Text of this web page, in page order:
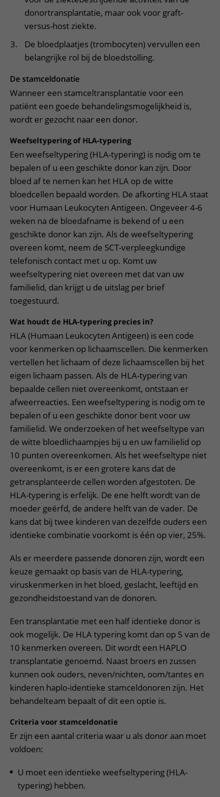
donortransplantatie, maar ook voor graft-
versus-host ziekte.
De bloedplaatjes (trombocyten) vervullen een
belangrijke rol bij de bloedstolling.
De stamceldonatie
Wanneer een stamceltransplantatie voor een
patiënt een goede behandelingsmogelijkheid is,
wordt er gezocht naar een donor.
Weefseltypering of HLA-typering
Een weefseltypering (HLA-typering) is nodig om te
bepalen of u een geschikte donor kan zijn. Door
bloed af te nemen kan het HLA op de witte
bloedcellen bepaald worden. De afkorting HLA staat
voor Humaan Leukocyten Antigeen. Ongeveer 4-6
weken na de bloedafname is bekend of u een
geschikte donor kan zijn. Als de weefseltypering
overeen komt, neem de SCT-verpleegkundige
telefonisch contact met u op. Komt uw
weefseltypering niet overeen met dat van uw
familielid, dan krijgt u de uitslag per brief
toegestuurd.
Wat houdt de HLA-typering precies in?
HLA (Humaan Leukocyten Antigeen) is een code
voor kenmerken op lichaamscellen. Die kenmerken
vertellen het lichaam of deze lichaamscellen bij het
eigen lichaam passen. Als de HLA-typering van
bepaalde cellen niet overeenkomt, ontstaan er
afweerreacties. Een weefseltypering is nodig om te
bepalen of u een geschikte donor bent voor uw
familielid. We onderzoeken of het weefseltype van
de witte bloedlichaampjes bij u en uw familielid op
10 punten overeenkomen. Als het weefseltype niet
overeenkomt, is er een grotere kans dat de
getransplanteerde cellen worden afgestoten. De
HLA-typering is erfelijk. De ene helft wordt van de
moeder geërfd, de andere helft van de vader. De
kans dat bij twee kinderen van dezelfde ouders een
identieke combinatie voorkomt is één op vier, 25%.
Als er meerdere passende donoren zijn, wordt een
keuze gemaakt op basis van de HLA-typering,
viruskenmerken in het bloed, geslacht, leeftijd en
gezondheidstoestand van de donoren.
Een transplantatie met een half identieke donor is
ook mogelijk. De HLA typering komt dan op 5 van de
10 kenmerken overeen. Dit wordt een HAPLO
transplantatie genoemd. Naast broers en zussen
kunnen ook ouders, neven/nichten, oom/tantes en
kinderen haplo-identieke stamceldonoren zijn. Het
behandelteam bepaalt of dit een optie is.
Criteria voor stamceldonatie
Er zijn een aantal criteria waar u als donor aan moet
voldoen:
U moet een identieke weefseltypering (HLA-
typering) hebben.